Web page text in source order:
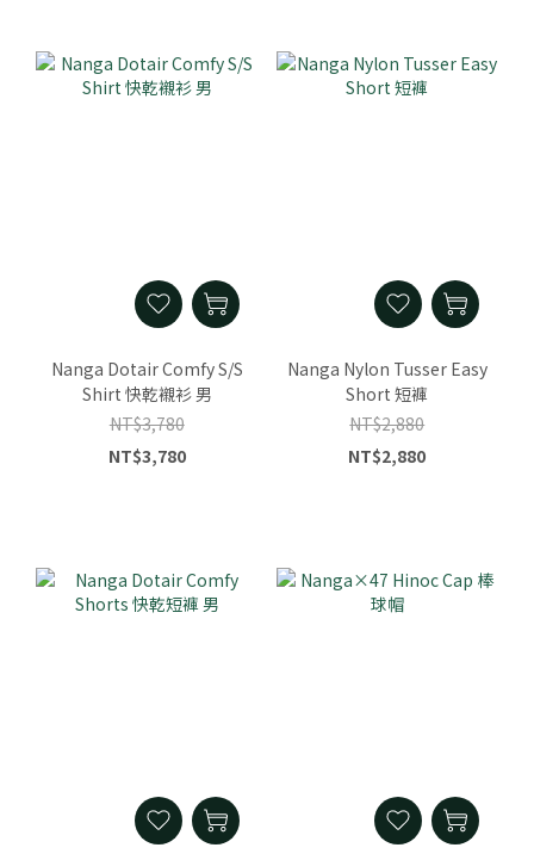
Nanga Dotair Comfy S/S
Shirt 快乾襯衫 男
NT$3,780
NT$3,780
Nanga Nylon Tusser Easy
Short 短褲
NT$2,880
NT$2,880